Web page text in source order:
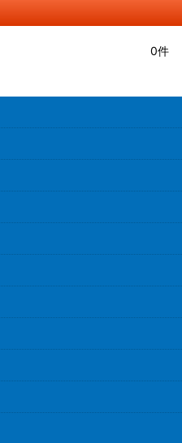
0件